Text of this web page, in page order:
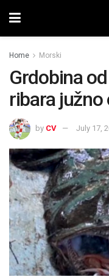
Home Morski
Grdobina
ribara južno
by CV July 17,